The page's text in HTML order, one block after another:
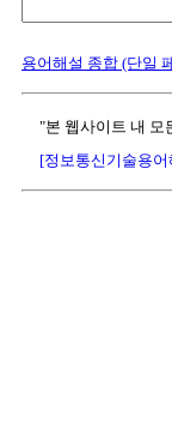
용어해설 종합 (단일
"본 웹사이트 내 모
[정보통신기술용